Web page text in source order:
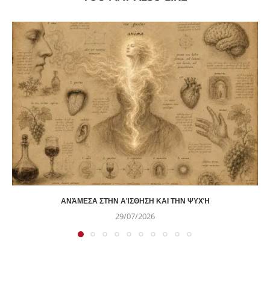
ΑΝΆΜΕΣΑ ΣΤΗΝ ΑΊΣΘΗΣΗ ΚΑΙ ΤΗΝ ΨΥΧΉ
29/07/2026